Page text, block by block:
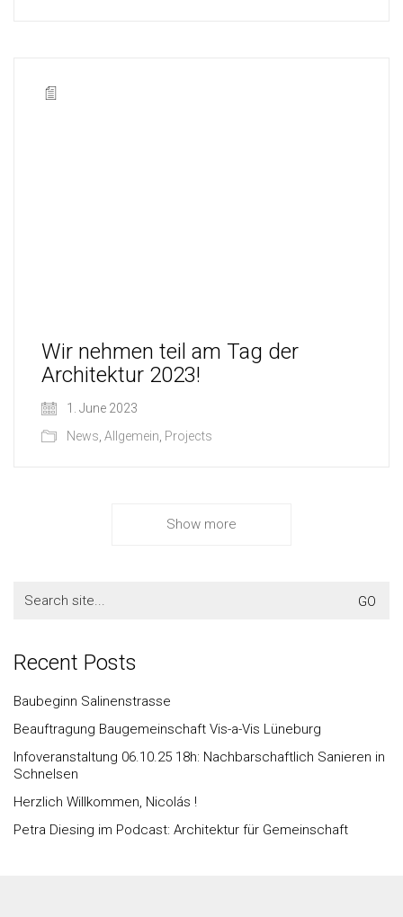
Wir nehmen teil am Tag der
Architektur 2023!
1. June 2023
News Allgemein Projects
Show more
for:
Recent Posts
Baubeginn Salinenstrasse
Beauftragung Baugemeinschaft Vis-a-Vis Lüneburg
Infoveranstaltung 06.10.25 18h: Nachbarschaftlich Sanieren in
Schnelsen
Herzlich Willkommen, Nicolás !
Petra Diesing im Podcast: Architektur für Gemeinschaft